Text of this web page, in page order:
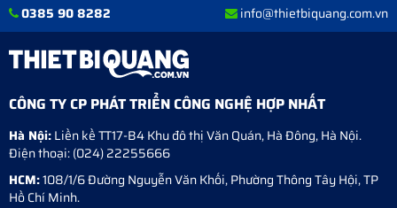
0385 90 8282 info@thietbiquang.com.vn
CÔNG TY CP PHÁT TRIỂN CÔNG NGHỆ HỢP NHẤT
Hà Nội:Liền kề TT17-B4 Khu đô thị Văn Quán,Hà Đông,Hà Nội.
Điện thoại:(024) 22255666
HCM:108/1/6 Đường Nguyễn Văn Khối, Phường Thông Tây Hội, TP
Hồ Chí Minh.